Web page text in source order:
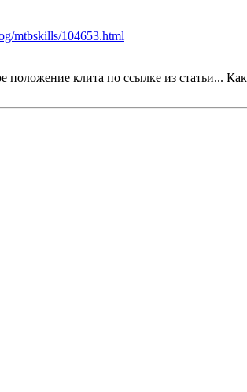
mtbskills/104653.html
клита по ссылке из статьи...